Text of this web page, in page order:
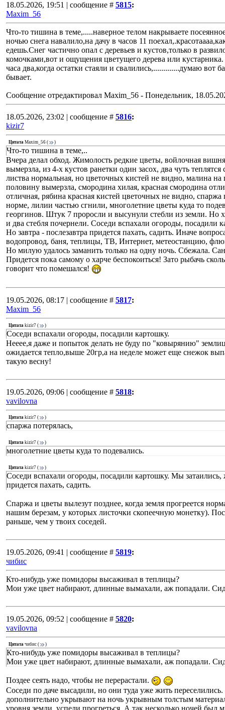
18.05.2026, 19:51 | сообщение # 5815:
Maxim_56
Что-то тишина в теме,.....наверное телом накрываете
ночью снега навалило,на дачу в часов 11
едешь.Снег частично опал с деревьев и кустов,только в
комочками,вот и ощущения цветущего дерева или
часа два,когда остатки стаяли и свалились,.............думаю вот
бывает.
Сообщение отредактировал Maxim_56 - Понедельник,
18.05.2026, 23:02 | сообщение # 5816:
kizir7
Цитата Maxim_56 ( )
Что-то тишина в теме,..
Вчера делал обход. Жимолость редкие цветы, войлочная
вымерзла, из 4-х кустов ранетки один засох, два чуть
листва нормальная, но цветочных кистей не видно, малина
половину вымерзла, смородина хилая, красная смородина
отличная, рябина красная кистей цветочных не видно,
норме, лилии частью сгнили, многолетние цветы куда то
георгинов. Штук 7 проросли и высунули стебли из земли. Но
и два стебля почернели. Соседи вспахали огороды, посадили
Но завтра - послезавтра придется пахать, садить. Иначе
водопровод, баня, теплицы, ТВ, Интернет, метеостанцию,
Но милую удалось заманить только на одну ночь. Сбежала.
Придется пока самому о харче беспокоиться! Зато рыбачь
говорит что помешался!
19.05.2026, 08:17 | сообщение # 5817:
Maxim_56
Цитата kizir7 ( )
Соседи вспахали огороды, посадили картошку.
Нееее,я даже и попыток делать не буду по "ковырянию"
ожидается тепло,выше 20гр,а на неделе может еще снежок
такую весну!
19.05.2026, 09:06 | сообщение # 5818:
vavilovna
Цитата kizir7 ( )
спаржа потерялась,
Цитата kizir7 ( )
многолетние цветы куда то подевались.
Цитата kizir7 ( )
Соседи вспахали огороды, посадили картошку. Мы затаились,
придется пахать, садить.
Спаржа и цветы вылезут позднее, когда земля прогреется
нашим березам, у которых листочки скопеечную монетку).
раньше, чем у твоих соседей.
19.05.2026, 09:41 | сообщение # 5819:
чибис
Кто-нибудь уже помидоры высаживал в теплицы?
Мои уже цвет набирают, длинные вымахали, аж попадали.
19.05.2026, 09:52 | сообщение # 5820:
vavilovna
Цитата чибис ( )
Кто-нибудь уже помидоры высаживал в теплицы?
Мои уже цвет набирают, длинные вымахали, аж попадали.
Поздее сеять надо, чтобы не перерастали.
Соседи по даче высадили, но они туда уже жить
дополнительно укрывают на ночь укрывным толстым